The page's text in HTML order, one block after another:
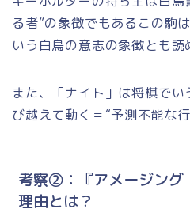
る者”の象徴でもあるこの駒
いう白鳥の意志の象徴とも読
また、「ナイト」は将棋で
び越えて動く＝“予測不能な
考察②：『アメージング
理由とは？